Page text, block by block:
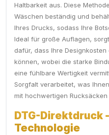
Haltbarkeit aus. Diese
Wäschen beständig und
Ihres Drucks, sodass Ihre
Ideal für große Auflagen,
dafür, dass Ihre
können, wobei die starke
eine fühlbare Wertigkeit
Sorgfalt verarbeitet, was
mit hochwertigen
DTG-Direktdruck
Technologie